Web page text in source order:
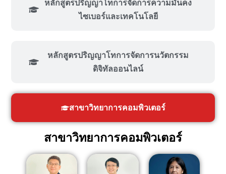
หลักสูตรปริญญาโทการจัดการความมั่นคง
ไซเบอร์และเทคโนโลยี
หลักสูตรปริญญาโทการจัดการนวัตกรรม
ดิจิทัลออนไลน์
สาขาวิทยาการคอมพิวเตอร์
สาขาวิทยาการคอมพิวเตอร์